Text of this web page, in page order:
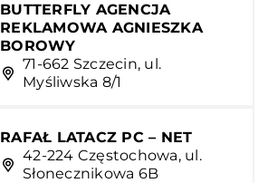
BUTTERFLY AGENCJA
REKLAMOWA AGNIESZKA
BOROWY
71-662 Szczecin, ul.
Myśliwska 8/1
RAFAŁ LATACZ PC – NET
42-224 Częstochowa, ul.
Słonecznikowa 6B